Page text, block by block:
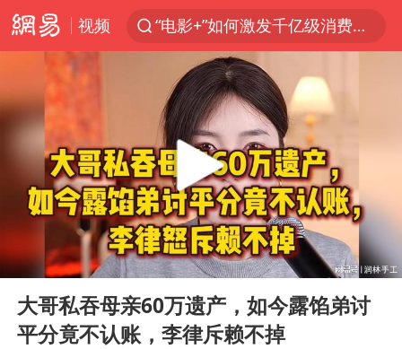
视频
“电影+”如何激发千亿级消费新活力？
台风白海豚中心风力增强
四川宜宾高县4.9级地震致1死
百花奖开幕式
“新疆阿勒泰八月能滑雪”不实
向鹏0-3不敌张本智和
我国外贸延续良好增长态势
Play
00:00 19:19
大哥私吞母亲60万遗产，如今露馅弟讨
平分竟不认账，李律斥赖不掉